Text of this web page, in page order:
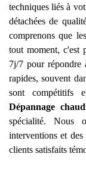
techniques liés à
détachées de
comprenons que
tout moment, c'est
7j/7 pour répondre
rapides, souvent
sont compétitifs
Dépannage
spécialité. Nous
interventions et
clients satisfaits